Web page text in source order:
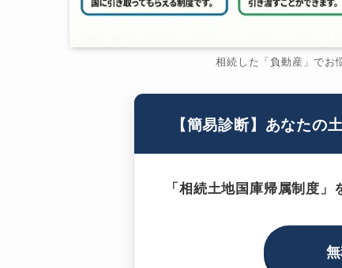
相続した「負動産」でお
【簡易診断】あなたの
「相続土地国庫帰属制度